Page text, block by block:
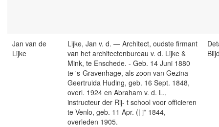
Jan van de
Lijke
Lijke, Jan v. d. — Architect, oudste firmant
van het architectenbureau v. d. Lijke &
Mink, te Enschede. - Geb. 14 Juni 1880
te 's-Gravenhage, als zoon van Gezina
Geertruida Huding, geb. 16 Sept. 1848,
overl. 1924 en Abraham v. d. L.,
instructeur der Rij- t school voor officieren
te Venlo, geb. 11 Apr. (| j* 1844,
overleden 1905.